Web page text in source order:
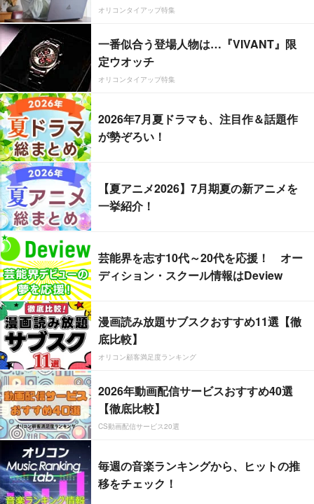
オリコンタイアップ特集
一番似合う登場人物は…『VIVANT』限
定ウオッチ
オリコンタイアップ特集
2026年7月夏ドラマも、注目作＆話題作
が勢ぞろい！
【夏アニメ2026】7月期夏の新アニメを
一挙紹介！
芸能界を志す10代～20代を応援！ オー
ディション・スクール情報はDeview
漫画読み放題サブスクおすすめ11選【徹
底比較】
オリコン顧客満足度ランキング
2026年動画配信サービスおすすめ40選
【徹底比較】
CS動画配信サービス20選
毎週の音楽ランキングから、ヒットの推
移をチェック！